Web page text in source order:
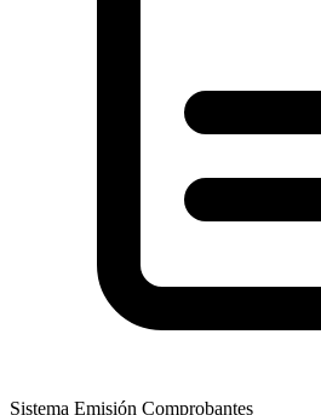
Sistema Emisión Comprobantes